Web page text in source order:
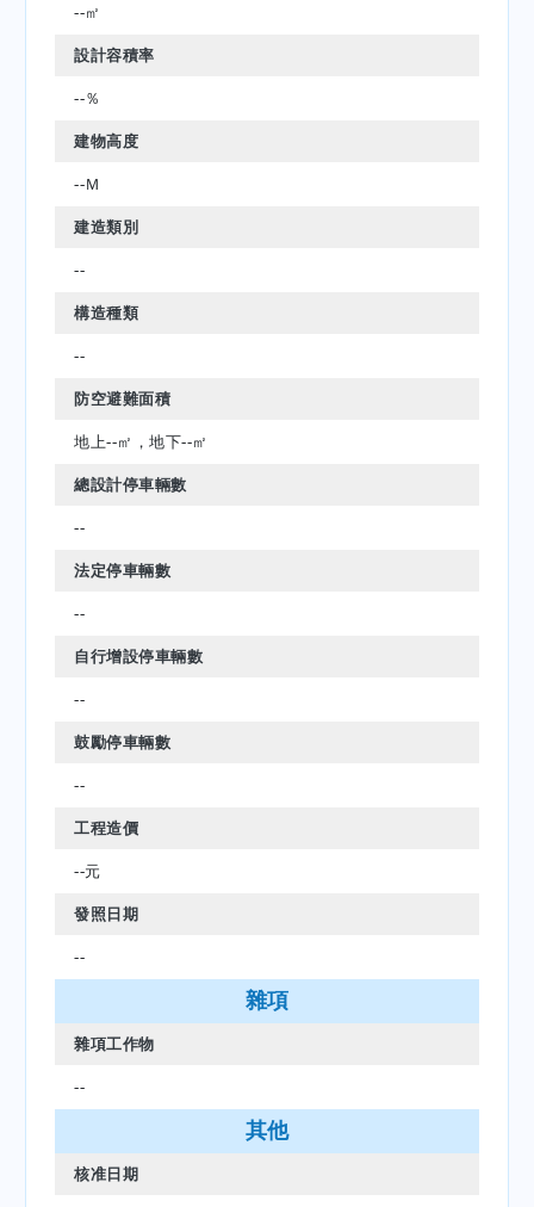
--㎡
設計容積率
--％
建物高度
--Ｍ
建造類別
--
構造種類
--
防空避難面積
地上--㎡，地下--㎡
總設計停車輛數
--
法定停車輛數
--
自行增設停車輛數
--
鼓勵停車輛數
--
工程造價
--元
發照日期
--
雜項
雜項工作物
--
其他
核准日期